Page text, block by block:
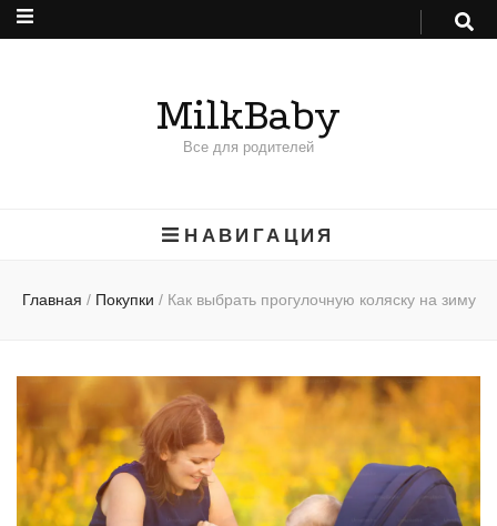
MilkBaby
Все для родителей
НАВИГАЦИЯ
Главная / Покупки / Как выбрать прогулочную коляску на зиму